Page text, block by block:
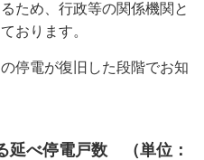
ため、行政等の関係機関と
おります。
停電が復旧した段階でお知
延べ停電戸数 （単位：